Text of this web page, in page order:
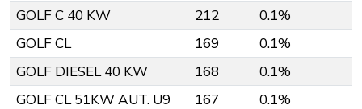
GOLF C 40 KW
212
0.1%
GOLF CL
169
0.1%
GOLF DIESEL 40 KW
168
0.1%
GOLF CL 51KW AUT. U9
167
0.1%